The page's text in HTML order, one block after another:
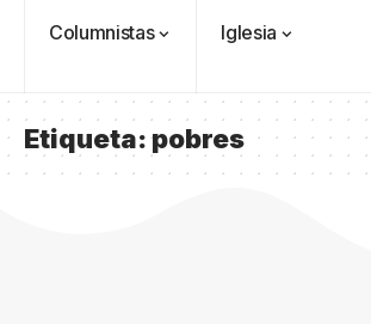
Columnistas Iglesia
Etiqueta:pobres